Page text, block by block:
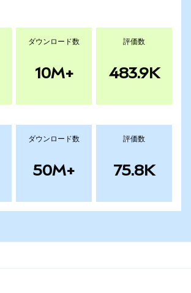
ダウンロード数
10M+
評価数
483.9K
ダウンロード数
50M+
評価数
75.8K